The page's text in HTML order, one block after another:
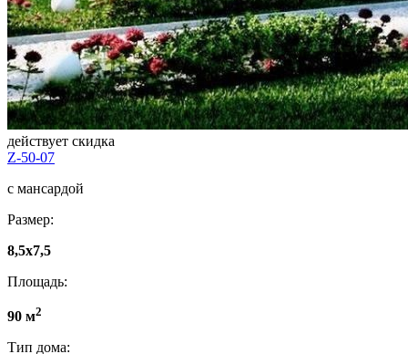
действует скидка
Z-50-07
с мансардой
Размер:
8,5x7,5
Площадь:
90 м2
Тип дома: